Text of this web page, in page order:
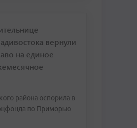
вернули
на единое
района оспорила в
по Приморью